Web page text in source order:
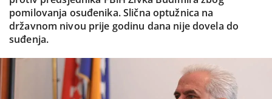
pomilovanja osuđenika. Slična optužnica na
državnom nivou prije godinu dana nije dovela do
suđenja.